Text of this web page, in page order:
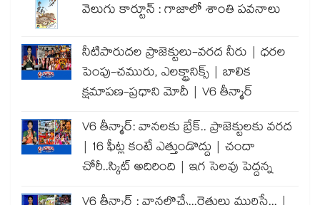
వెలుగు కార్టూన్ : గాజాలో శాంతి పవనాలు
నీటిపారుదల ప్రాజెక్టులు-వరద నీరు | ధరల
పెంపు-చమురు, ఎలక్ట్రానిక్స్ | బాలిక
క్షమాపణ-ప్రధాని మోదీ | V6 తీన్మార్
V6 తీన్మార్: వానలకు బ్రేక్.. ప్రాజెక్టులకు వరద
| 16 ఫీట్ల కంటే ఎత్తుండొద్దు | చందా
చోరీ..స్కిట్ అదిరింది | ఇగ సెలవు పెద్దన్న